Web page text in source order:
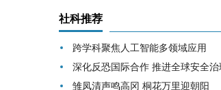
社科推荐
跨学科聚焦人工智能多领域应用
深化反恐国际合作 推进全球安全治
雏凤清声鸣高冈 桐花万里迎朝阳